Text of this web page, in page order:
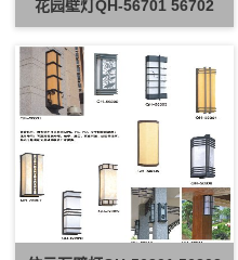
花园壁灯QH-56701 56702